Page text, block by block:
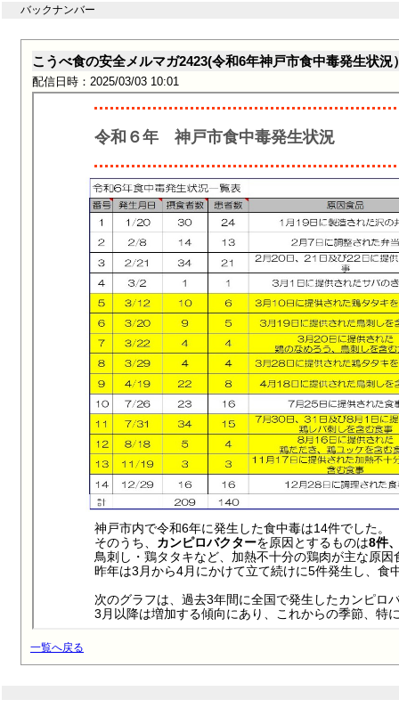
バックナンバー
こうべ食の安全メルマガ2423(令和6年神戸市食中毒発生状況
配信日時：2025/03/03 10:01
一覧へ戻る